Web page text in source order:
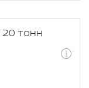
тонн